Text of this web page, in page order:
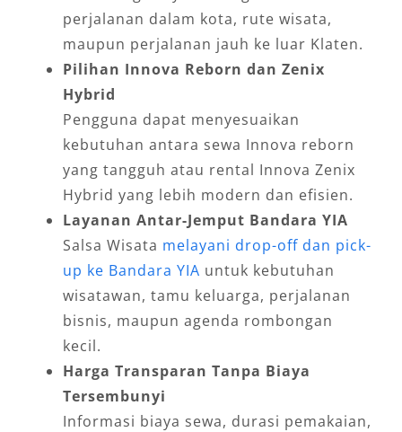
perjalanan dalam kota, rute wisata,
maupun perjalanan jauh ke luar Klaten.
Pilihan Innova Reborn dan Zenix
Hybrid
Pengguna dapat menyesuaikan
kebutuhan antara sewa Innova reborn
yang tangguh atau rental Innova Zenix
Hybrid yang lebih modern dan efisien.
Layanan Antar-Jemput Bandara YIA
Salsa Wisata melayani drop-off dan pick-
up ke Bandara YIA untuk kebutuhan
wisatawan, tamu keluarga, perjalanan
bisnis, maupun agenda rombongan
kecil.
Harga Transparan Tanpa Biaya
Tersembunyi
Informasi biaya sewa, durasi pemakaian,